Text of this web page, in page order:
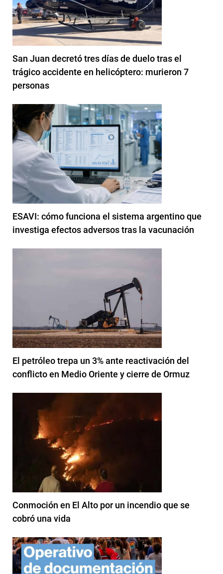
San Juan decretó tres días de duelo tras el
trágico accidente en helicóptero: murieron 7
personas
ESAVI: cómo funciona el sistema argentino que
investiga efectos adversos tras la vacunación
El petróleo trepa un 3% ante reactivación del
conflicto en Medio Oriente y cierre de Ormuz
Conmoción en El Alto por un incendio que se
cobró una vida